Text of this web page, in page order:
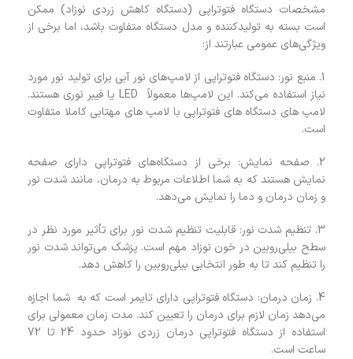
مشخصات دستگاه فتوتراپی (دستگاه کاهش زردی نوزاد) ممکن
است بسته به تولیدکننده و مدل دستگاه متفاوت باشد، اما برخی از
ویژگی‌های عمومی عبارتند از:
1. منبع نور: دستگاه فتوتراپی از لامپ‌های نور آبی برای تولید نور مورد
نیاز استفاده می‌کند. این لامپ‌ها معمولاً LED یا فیبر نوری هستند.
لامپ های دستگاه های فتوتراپی با لامپ های مهتابی کاملا متفاوت
است.
2. صفحه نمایش: برخی از دستگاه‌های فتوتراپی دارای صفحه
نمایش هستند که به شما اطلاعات مربوط به درمان، مانند شدت نور
و زمان درمان و دما را نمایش می‌دهد.
3. تنظیم شدت نور: قابلیت تنظیم شدت نور برای تأثیر مورد نظر در
سطح بیلی‌روبین در خون نوزاد مهم است. پزشک می‌تواند شدت نور
را تنظیم کند تا به طور انتخابی بیلی‌روبین را کاهش دهد.
4. زمان درمان: دستگاه فتوتراپی دارای تایمر است که به شما اجازه
می‌دهد زمان لازم برای درمان را تعیین کند. مدت زمان معمولی برای
استفاده از دستگاه فتوتراپی درمان زردی نوزاد حدود 24 تا 72
ساعت است.